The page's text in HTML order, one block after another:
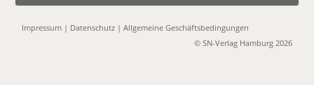
Impressum | Datenschutz |Allgemeine Geschäftsbedingungen
© SN-Verlag Hamburg 2026